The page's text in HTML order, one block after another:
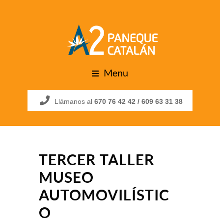
Menu
Llámanos al 670 76 42 42 / 609 63 31 38
TERCER TALLER
MUSEO
AUTOMOVILÍSTIC
O